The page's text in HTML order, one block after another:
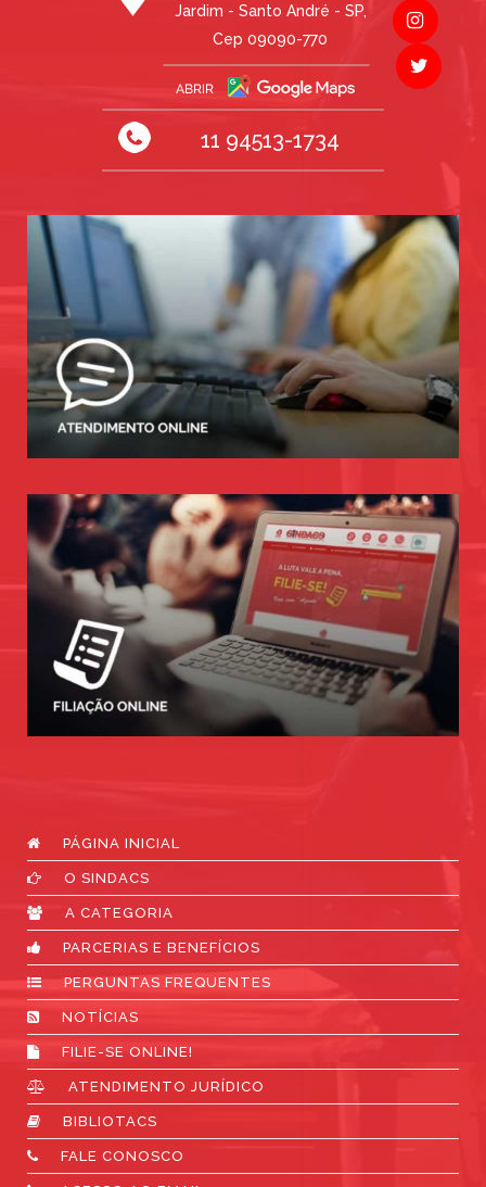
Jardim - Santo André - SP,
Cep 09090-770
11 94513-1734
PÁGINA INICIAL
O SINDACS
A CATEGORIA
PARCERIAS E BENEFÍCIOS
PERGUNTAS FREQUENTES
NOTÍCIAS
FILIE-SE ONLINE!
ATENDIMENTO JURÍDICO
BIBLIOTACS
FALE CONOSCO